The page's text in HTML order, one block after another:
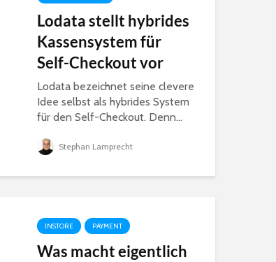
Lodata stellt hybrides
Kassensystem für
Self-Checkout vor
Lodata bezeichnet seine clevere
Idee selbst als hybrides System
für den Self-Checkout. Denn...
Stephan Lamprecht
INSTORE PAYMENT
Was macht eigentlich